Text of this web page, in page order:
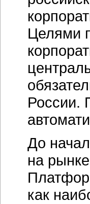
Целями
России.
До
на
как